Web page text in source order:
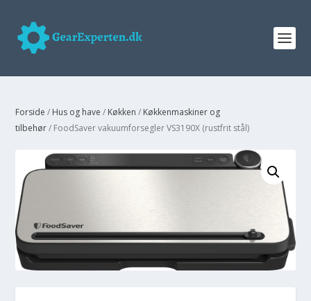
Forside / Hus og have / Køkken / Køkkenmaskiner og
tilbehør/ FoodSaver vakuumforsegler VS3190X (rustfrit stål)